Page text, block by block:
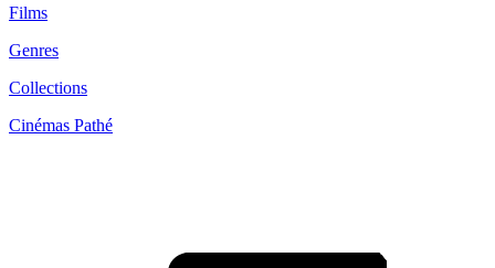
Films
Genres
Collections
Cinémas Pathé